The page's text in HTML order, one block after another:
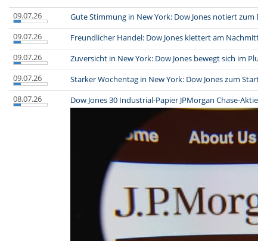
09.07.26
Gute Stimmung in New York: Dow Jones notiert zum
09.07.26
Freundlicher Handel: Dow Jones klettert am Nachmittag
09.07.26
Zuversicht in New York: Dow Jones bewegt sich im Plus
09.07.26
Starker Wochentag in New York: Dow Jones zum Start
08.07.26
Dow Jones 30 Industrial-Papier JPMorgan Chase-